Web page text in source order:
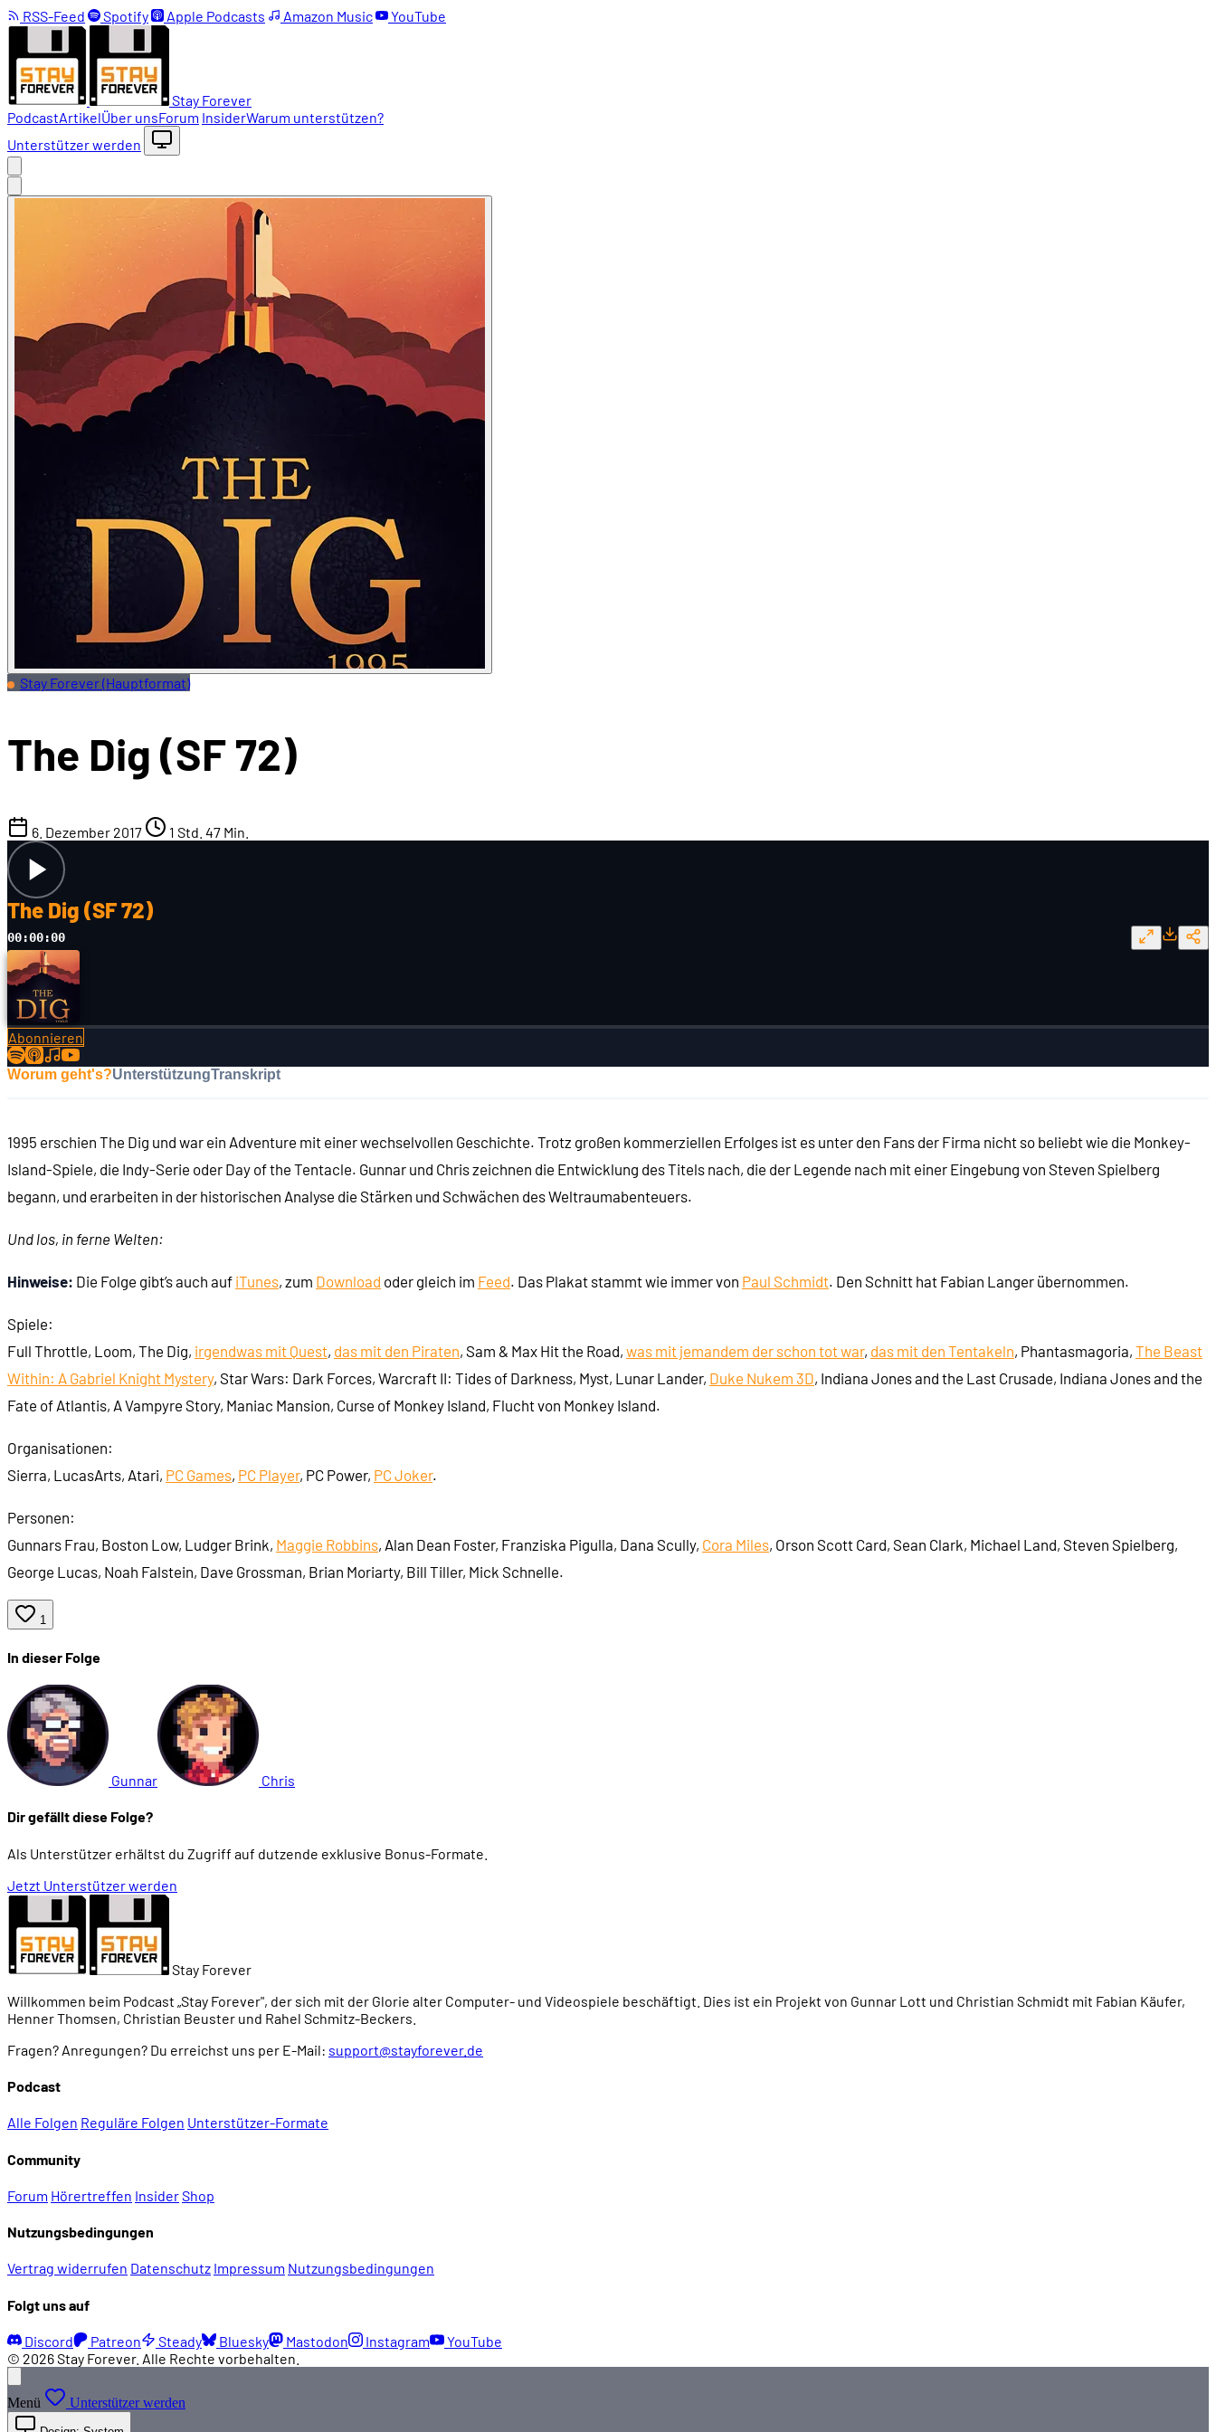
RSS-Feed Spotify Apple Podcasts Amazon Music YouTube
Stay Forever
PodcastArtikelÜber unsForum InsiderWarum unterstützen?
Unterstützer werden
Stay Forever (Hauptformat)
The Dig (SF 72)
6. Dezember 2017 1 Std. 47 Min.
The Dig (SF 72)
00:00:00
Abonnieren
Worum geht's?UnterstützungTranskript
1995 erschien The Dig und war ein Adventure mit einer wechselvollen Geschichte. Trotz großen kommerziellen Erfolges ist es unter den Fans der Firma nicht so beliebt wie die Monkey-
Island-Spiele, die Indy-Serie oder Day of the Tentacle. Gunnar und Chris zeichnen die Entwicklung des Titels nach, die der Legende nach mit einer Eingebung von Steven Spielberg
begann, und erarbeiten in der historischen Analyse die Stärken und Schwächen des Weltraumabenteuers.
Und los, in ferne Welten:
Hinweise: Die Folge gibt’s auch auf iTunes, zum Download oder gleich im Feed. Das Plakat stammt wie immer von Paul Schmidt. Den Schnitt hat Fabian Langer übernommen.
Spiele:
Full Throttle, Loom, The Dig, irgendwas mit Quest, das mit den Piraten, Sam & Max Hit the Road, was mit jemandem der schon tot war, das mit den Tentakeln, Phantasmagoria, The Beast
Within: A Gabriel Knight Mystery, Star Wars: Dark Forces, Warcraft II: Tides of Darkness, Myst, Lunar Lander, Duke Nukem 3D, Indiana Jones and the Last Crusade, Indiana Jones and the
Fate of Atlantis, A Vampyre Story, Maniac Mansion, Curse of Monkey Island, Flucht von Monkey Island.
Organisationen:
Sierra, LucasArts, Atari, PC Games, PC Player, PC Power, PC Joker.
Personen:
Gunnars Frau, Boston Low, Ludger Brink, Maggie Robbins, Alan Dean Foster, Franziska Pigulla, Dana Scully, Cora Miles, Orson Scott Card, Sean Clark, Michael Land, Steven Spielberg,
George Lucas, Noah Falstein, Dave Grossman, Brian Moriarty, Bill Tiller, Mick Schnelle.
1
In dieser Folge
Gunnar Chris
Dir gefällt diese Folge?
Als Unterstützer erhältst du Zugriff auf dutzende exklusive Bonus-Formate.
Jetzt Unterstützer werden
Stay Forever
Willkommen beim Podcast „Stay Forever", der sich mit der Glorie alter Computer- und Videospiele beschäftigt. Dies ist ein Projekt von Gunnar Lott und Christian Schmidt mit Fabian Käufer,
Henner Thomsen, Christian Beuster und Rahel Schmitz-Beckers.
Fragen? Anregungen? Du erreichst uns per E-Mail: support@stayforever.de
Podcast
Alle Folgen Reguläre Folgen Unterstützer-Formate
Community
Forum Hörertreffen InsiderShop
Nutzungsbedingungen
Vertrag widerrufen Datenschutz Impressum Nutzungsbedingungen
Folgt uns auf
Discord Patreon Steady Bluesky Mastodon Instagram
YouTube
© 2026 Stay Forever. Alle Rechte vorbehalten.
Menü Unterstützer werden